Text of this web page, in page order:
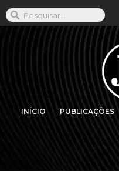
INÍCIO PUBLICAÇÕES